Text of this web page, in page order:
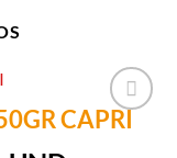
Añadir a
CAPRI